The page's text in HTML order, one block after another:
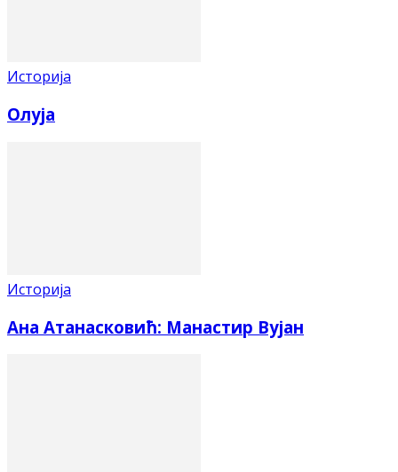
Историја
Олуја
Историја
Ана Атанасковић: Манастир Вујан